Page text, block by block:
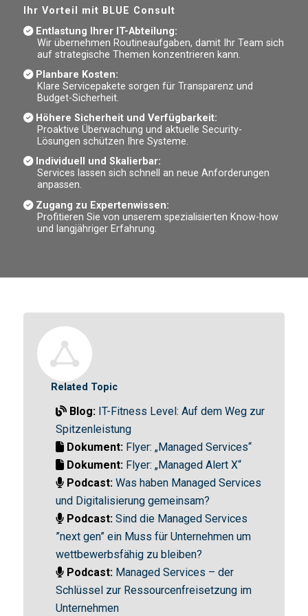
Ihr Vorteil mit BLUE Consult
Entlastung Ihrer IT-Abteilung:
Wir übernehmen Routineaufgaben, damit Ihr Team sich
auf strategische Themen konzentrieren kann.
Planbare Kosten:
Klare Servicepakete sorgen für Transparenz und
Budget-Sicherheit.
Höhere Sicherheit und Verfügbarkeit:
Proaktive Überwachung und aktuelle Security-
Lösungen schützen Ihre Systeme.
Individuell und Skalierbar:
Services lassen sich schnell an neue Anforderungen
anpassen.
Zugang zu Expertenwissen:
Profitieren Sie von unserem spezialisierten Know-how
und langjähriger Erfahrung.
Related Topic
Blog:IT-Fitness Level: Auf dem Weg zur
Spitzenleistung
Dokument:Flyer: „Managed Services“
Dokument:Flyer: „Managed Alert X“
Podcast:Was haben Managed Services
und Digitalisierung gemeinsam?
Podcast:Sind die Managed Services
”next gen” ein Muss für Unternehmen um
wettbewerbsfähig zu bleiben?
Podcast:Managed Services – der
Schlüssel zur Ressourcenfreisetzung im
Unternehmen